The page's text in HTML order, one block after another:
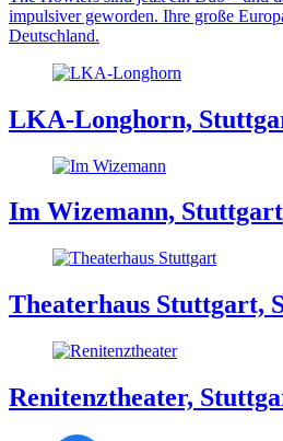
impulsiver geworden. Ihre große
Deutschland.
LKA-Longhorn,
Im Wizemann, Stuttgart
Theaterhaus Stuttgart,
Renitenztheater,